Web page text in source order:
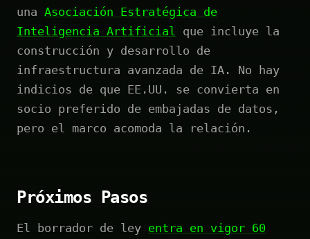
una Asociación Estratégica de
Inteligencia Artificial
que incluye la
construcción y desarrollo de
infraestructura avanzada de IA. No hay
indicios de que EE.UU. se convierta en
socio preferido de embajadas de datos,
pero el marco acomoda la relación.
Próximos Pasos
El borrador de ley entra en vigor 60